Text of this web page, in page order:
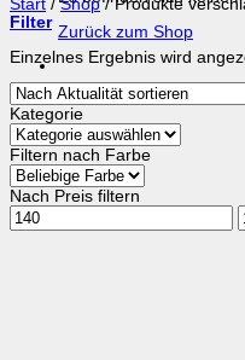
Zurück zum Shop
Start / Shop /Produkte
Filter
Einzelnes Ergebnis wird
Kategorie
Filtern nach Farbe
Nach Preis filtern
Min.
Preis